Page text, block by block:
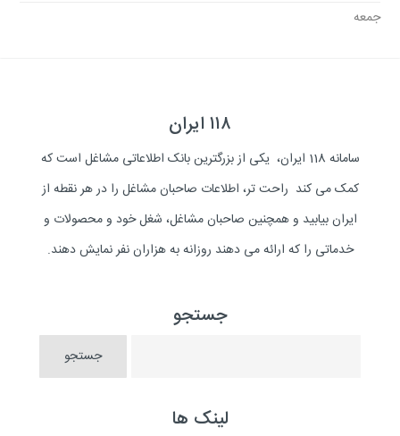
جمعه
۱۱۸ ایران
سامانه 118 ایران، یکی از بزرگترین بانک اطلاعاتی مشاغل است که
کمک می کند راحت تر، اطلاعات صاحبان مشاغل را در هر نقطه از
ایران بیابید و همچنین صاحبان مشاغل، شغل خود و محصولات و
خدماتی را که ارائه می دهند روزانه به هزاران نفر نمایش دهند.
جستجو
لینک ها